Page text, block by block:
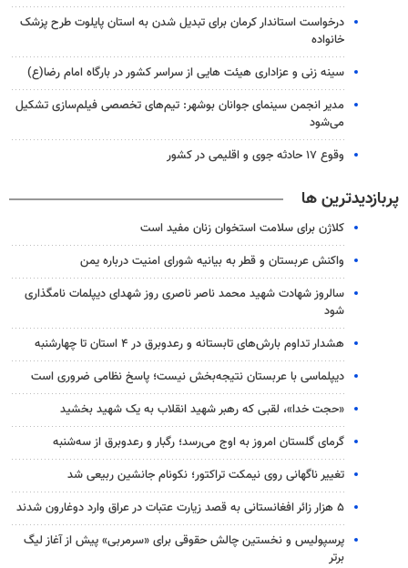
درخواست استاندار کرمان برای تبدیل شدن به استان پایلوت طرح پزشک
خانواده
سینه زنی و عزاداری هیئت هایی از سراسر کشور در بارگاه امام رضا(ع)
مدیر انجمن سینمای جوانان بوشهر: تیم‌های تخصصی فیلم‌سازی تشکیل
می‌شود
وقوع ۱۷ حادثه جوی و اقلیمی در کشور
پربازدیدترین ها
کلاژن برای سلامت استخوان زنان مفید است
واکنش عربستان و قطر به بیانیه شورای امنیت درباره یمن
سالروز شهادت شهید محمد ناصر ناصری روز شهدای دیپلمات نامگذاری
شود
هشدار تداوم بارش‌های تابستانه و رعدوبرق در ۴ استان تا چهارشنبه
دیپلماسی با عربستان نتیجه‌بخش نیست؛ پاسخ نظامی ضروری است
«حجت خدا»، لقبی که رهبر شهید انقلاب به یک شهید بخشید
گرمای گلستان امروز به اوج می‌رسد؛ رگبار و رعدوبرق از سه‌شنبه
تغییر ناگهانی روی نیمکت تراکتور؛ نکونام جانشین ربیعی شد
۵ هزار زائر افغانستانی به قصد زیارت عتبات در عراق وارد دوغارون شدند
پرسپولیس و نخستین چالش حقوقی برای «سرمربی» پیش از آغاز لیگ
برتر